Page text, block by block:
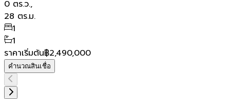
0 ตร.ว.,
28 ตร.ม.
1
1
ราคาเริ่มต้น฿2,490,000
คำนวณสินเชื่อ